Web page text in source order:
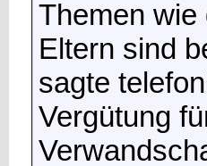
Themen wie
Eltern sind
sagte
Vergütung